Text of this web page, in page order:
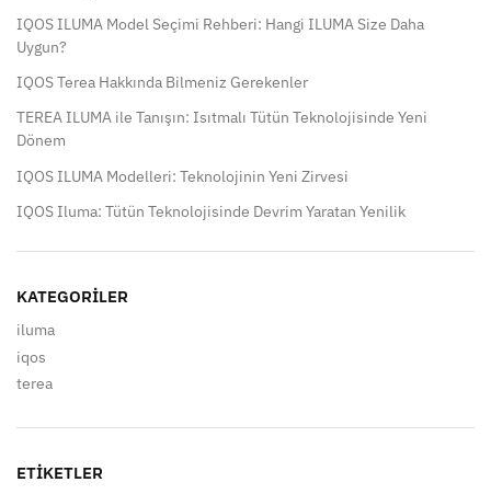
IQOS ILUMA Model Seçimi Rehberi: Hangi ILUMA Size Daha
Uygun?
IQOS Terea Hakkında Bilmeniz Gerekenler
TEREA ILUMA ile Tanışın: Isıtmalı Tütün Teknolojisinde Yeni
Dönem
IQOS ILUMA Modelleri: Teknolojinin Yeni Zirvesi
IQOS Iluma: Tütün Teknolojisinde Devrim Yaratan Yenilik
KATEGORILER
iluma
iqos
terea
ETIKETLER